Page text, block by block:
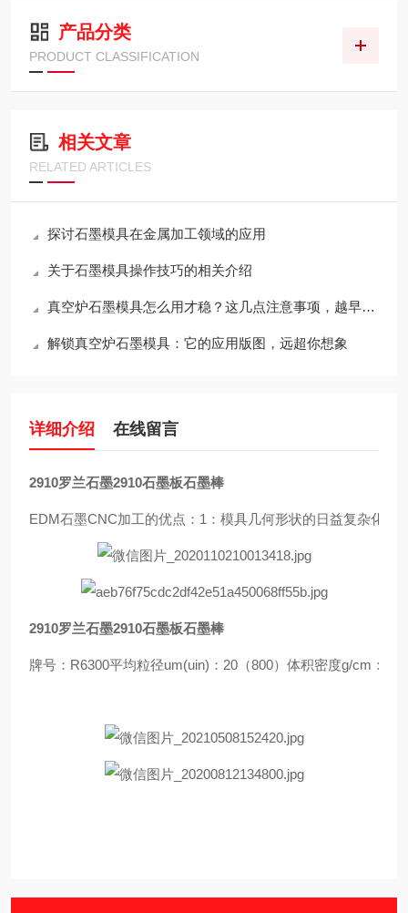
产品分类
PRODUCT CLASSIFICATION
相关文章
RELATED ARTICLES
探讨石墨模具在金属加工领域的应用
关于石墨模具操作技巧的相关介绍
真空炉石墨模具怎么用才稳？这几点注意事项，越早知道越省心
解锁真空炉石墨模具：它的应用版图，远超你想象
详细介绍 在线留言
2910罗兰石墨2910石墨板石墨棒
EDM石墨CNC加工的优点：1：模具几何形状的日益复杂化
2910罗兰石墨2910石墨板石墨棒
牌号：R6300平均粒径um(uin)：20（800）体积密度g/cm：